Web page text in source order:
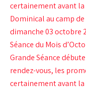
certainement avant la
Dominical au camp
dimanche 03 octobre
Séance du Mois
Grande Séance
rendez-vous, les
certainement avant la